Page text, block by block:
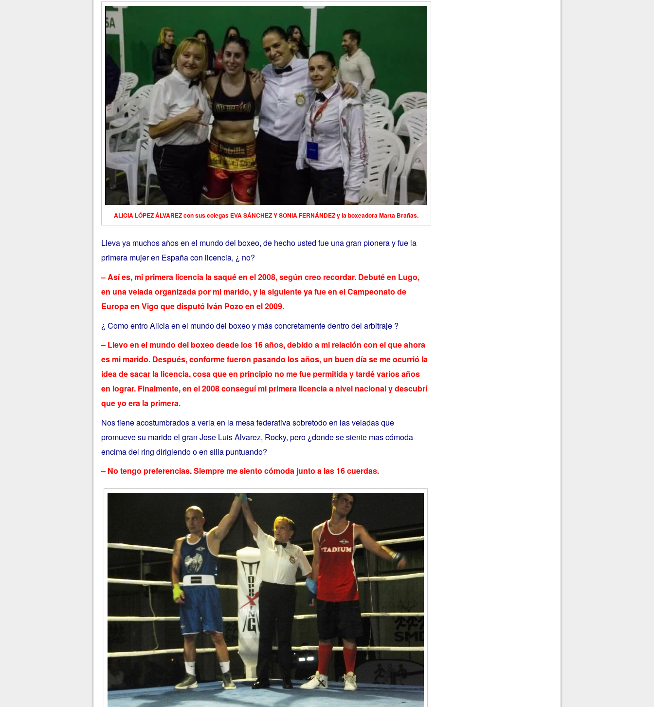
ALICIA LÓPEZ ÁLVAREZ con sus colegas EVA SÁNCHEZ Y SONIA FERNÁNDEZ y la boxeadora Marta Brañas.
Lleva ya muchos años en el mundo del boxeo, de hecho usted fue una gran pionera y fue la
primera mujer en España con licencia, ¿ no?
– Así es, mi primera licencia la saqué en el 2008, según creo recordar. Debuté en Lugo,
en una velada organizada por mi marido, y la siguiente ya fue en el Campeonato de
Europa en Vigo que disputó Iván Pozo en el 2009.
¿ Como entro Alicia en el mundo del boxeo y más concretamente dentro del arbitraje ?
– Llevo en el mundo del boxeo desde los 16 años, debido a mi relación con el que ahora
es mi marido. Después, conforme fueron pasando los años, un buen día se me ocurrió la
idea de sacar la licencia, cosa que en principio no me fue permitida y tardé varios años
en lograr. Finalmente, en el 2008 conseguí mi primera licencia a nivel nacional y descubrí
que yo era la primera.
Nos tiene acostumbrados a verla en la mesa federativa sobretodo en las veladas que
promueve su marido el gran Jose Luis Alvarez, Rocky, pero ¿donde se siente mas cómoda
encima del ring dirigiendo o en silla puntuando?
– No tengo preferencias. Siempre me siento cómoda junto a las 16 cuerdas.